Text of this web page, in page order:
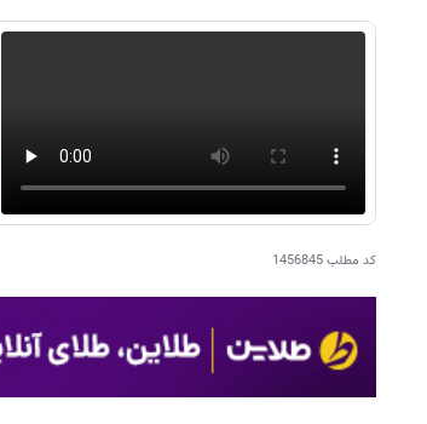
کد مطلب1456845